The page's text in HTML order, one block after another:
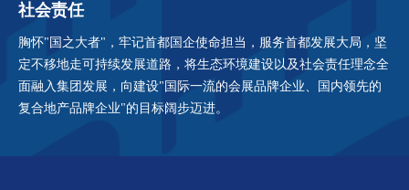
社会责任
胸怀"国之大者"，牢记首都国企使命担当，服务首都发展大局，坚
定不移地走可持续发展道路，将生态环境建设以及社会责任理念全
面融入集团发展，向建设"国际一流的会展品牌企业、国内领先的
复合地产品牌企业"的目标阔步迈进。